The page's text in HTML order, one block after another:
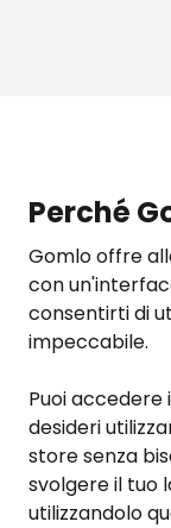
Perché
Gomlo offre
con
consentirti di
impeccabile.
Puoi
desideri
store senza
svolgere il tuo
utilizzandolo